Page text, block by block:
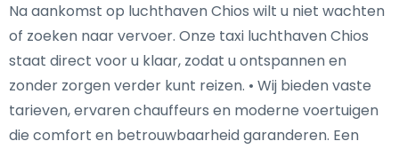
Na aankomst op luchthaven Chios wilt u niet wachten
of zoeken naar vervoer. Onze taxi luchthaven Chios
staat direct voor u klaar, zodat u ontspannen en
zonder zorgen verder kunt reizen. • Wij bieden vaste
tarieven, ervaren chauffeurs en moderne voertuigen
die comfort en betrouwbaarheid garanderen. Een